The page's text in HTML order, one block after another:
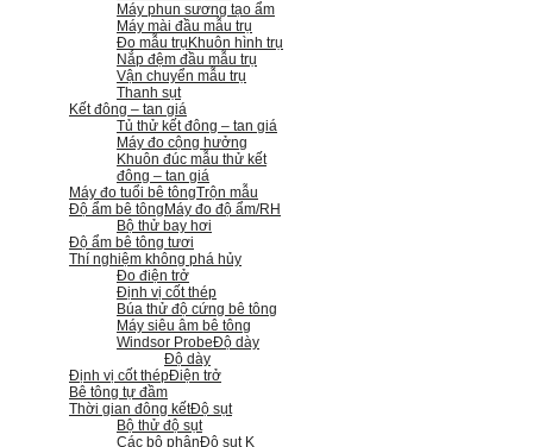
Máy phun sương tạo ẩm
Máy mài đầu mẫu trụ
Đo mẫu trụ Khuôn hình trụ
Nắp đệm đầu mẫu trụ
Vận chuyển mẫu trụ
Thanh sụt
Kết đông – tan giá
Tủ thử kết đông – tan giá
Máy đo cộng hưởng
Khuôn đúc mẫu thử kết
đông – tan giá
Máy đo tuổi bê tôngTrộn mẫu
Độ ẩm bê tông Máy đo độ ẩm/RH
Bộ thử bay hơi
Độ ẩm bê tông tươi
Thí nghiệm không phá hủy
Đo điện trở
Định vị cốt thép
Búa thử độ cứng bê tông
Máy siêu âm bê tông
Windsor ProbeĐộ dày
Độ dày
Định vị cốt thépĐiện trở
Bê tông tự đầm
Thời gian đông kếtĐộ sụt
Bộ thử độ sụt
Các bộ phậnĐộ sụt K